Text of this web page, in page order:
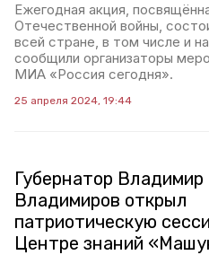
Ежегодная акция,
Отечественной войны,
всей стране, в том числе и
сообщили организаторы
МИА «Россия сегодня».
25 апреля 2024, 19:44
Губернатор Владимир
Владимиров открыл
патриотическую
Центре знаний